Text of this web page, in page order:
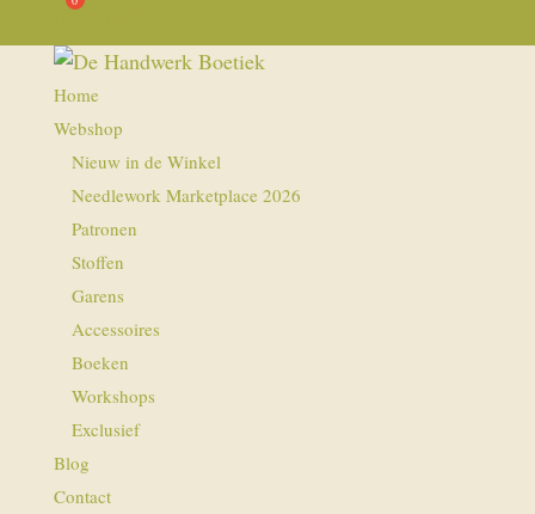
Home
Webshop
Nieuw in de Winkel
Needlework Marketplace 2026
Patronen
Stoffen
Garens
Accessoires
Boeken
Workshops
Exclusief
Blog
Contact